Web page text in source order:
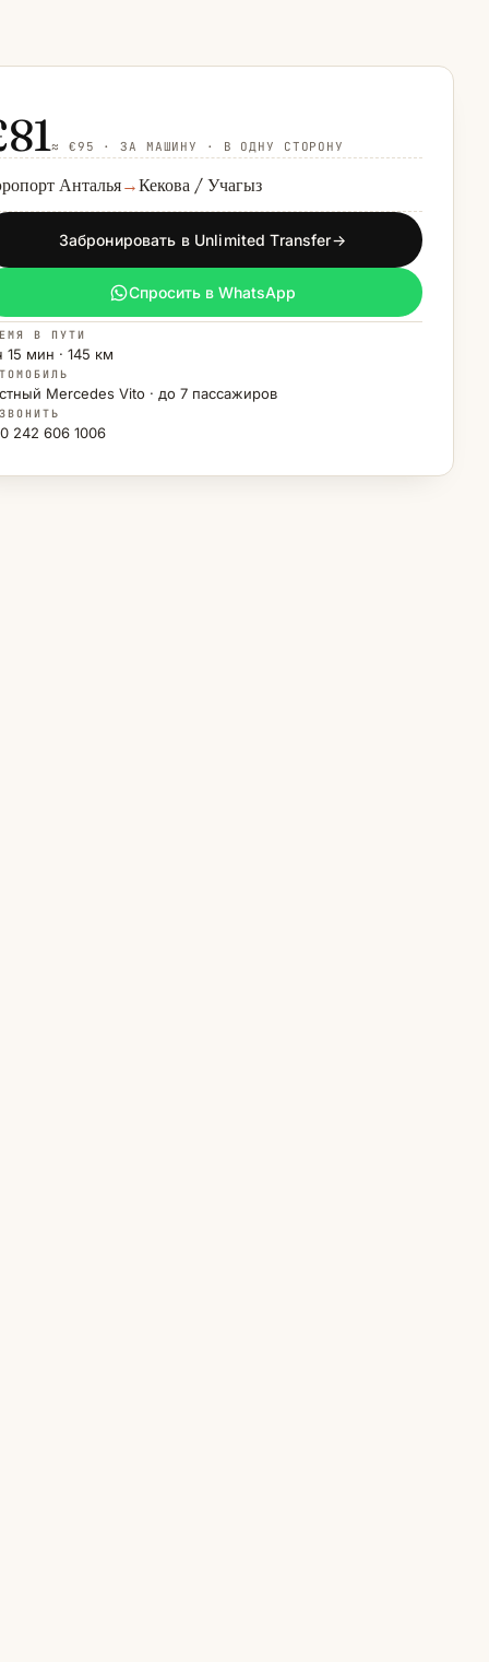
≈ €95 · ЗА МАШИНУ · В ОДНУ СТОРОНУ
Анталья→Кекова / Учагыз
Забронировать в Unlimited Transfer→
Спросить в WhatsApp
В ПУТИ
15 мин · 145 км
Mercedes Vito · до 7 пассажиров
242 606 1006